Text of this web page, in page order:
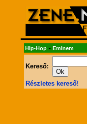
Hip-Hop- Eminem
Kereső:
Részletes kereső!